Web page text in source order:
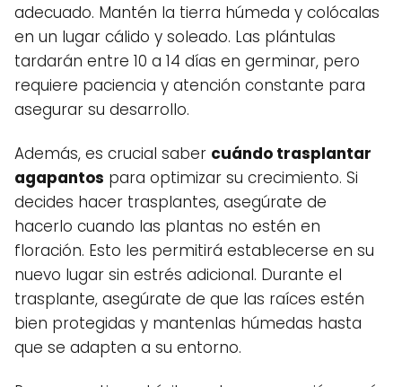
adecuado. Mantén la tierra húmeda y colócalas
en un lugar cálido y soleado. Las plántulas
tardarán entre 10 a 14 días en germinar, pero
requiere paciencia y atención constante para
asegurar su desarrollo.
Además, es crucial saber cuándo trasplantar
agapantos para optimizar su crecimiento. Si
decides hacer trasplantes, asegúrate de
hacerlo cuando las plantas no estén en
floración. Esto les permitirá establecerse en su
nuevo lugar sin estrés adicional. Durante el
trasplante, asegúrate de que las raíces estén
bien protegidas y mantenlas húmedas hasta
que se adapten a su entorno.